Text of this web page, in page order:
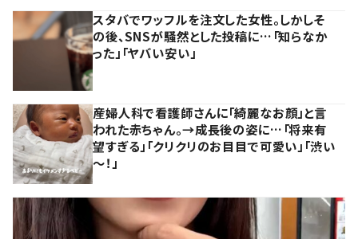
スタバでワッフルを注文した女性。しかしそ
の後、SNSが騒然とした投稿に…「知らなか
った」「ヤバい安い」
産婦人科で看護師さんに「綺麗なお顔」と言
われた赤ちゃん。→成長後の姿に…「将来有
望すぎる」「クリクリのお目目で可愛い」「渋い
～！」